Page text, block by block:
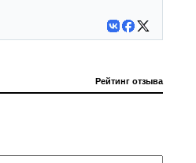
Рейтинг отзыва